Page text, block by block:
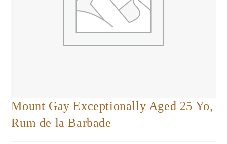
Mount Gay Exceptionally Aged 25 Yo,
Rum de la Barbade